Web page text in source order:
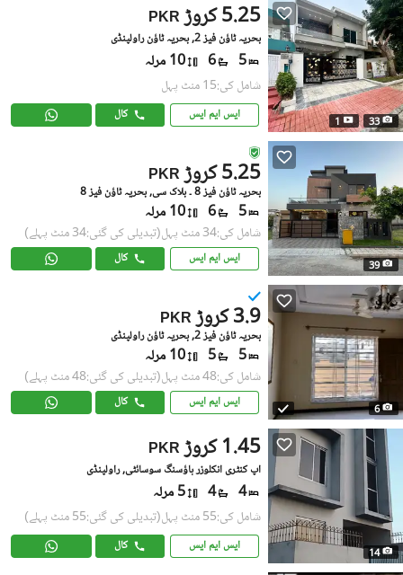
33
1
PKR 5.25 کروڑ
بحریہ ٹاؤن فیز 2, بحریہ ٹاؤن راولپنڈی
5
6 10 مرلہ
شامل کی:15 منٹ پہل
ایس ایم ایس کال
39
PKR 5.25 کروڑ
بحریہ ٹاؤن فیز 8 ۔ بلاک سی, بحریہ ٹاؤن فیز 8
5
6 10 مرلہ
شامل کی:34 منٹ پہل (تبدیلی کی گئی:34 منٹ پہلے)
ایس ایم ایس کال
6
PKR 3.9 کروڑ
بحریہ ٹاؤن فیز 2, بحریہ ٹاؤن راولپنڈی
5
5 10 مرلہ
شامل کی:48 منٹ پہل (تبدیلی کی گئی:48 منٹ پہلے)
ایس ایم ایس کال
14
PKR 1.45 کروڑ
اپ کنٹری انکلوزر ہاؤسنگ سوسائٹی, راولپنڈی
4
4 5 مرلہ
شامل کی:55 منٹ پہل (تبدیلی کی گئی:55 منٹ پہلے)
ایس ایم ایس کال